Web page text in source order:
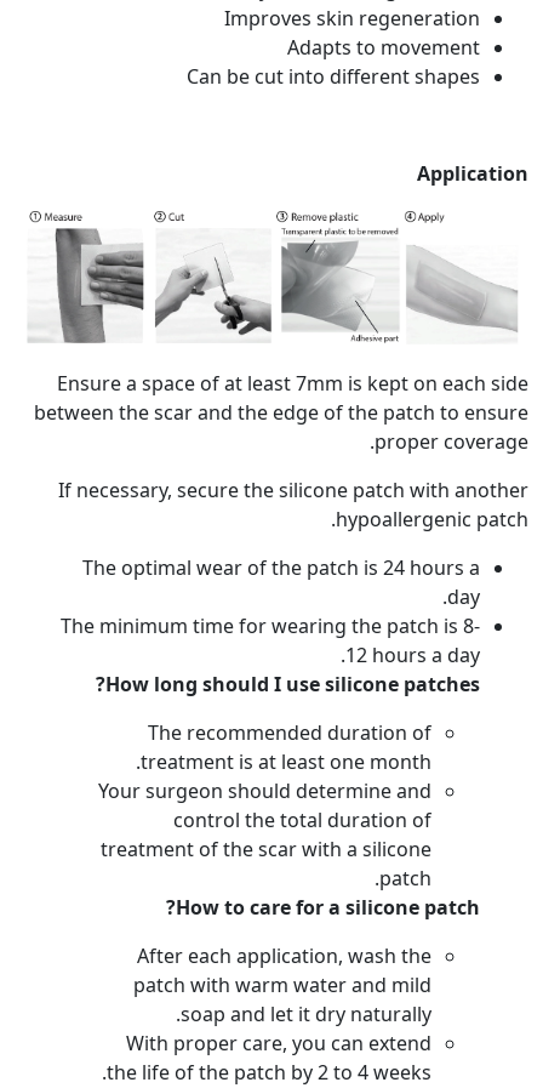
Improves skin regeneration
Adapts to movement
Can be cut into different shapes
Ensure a space of at least 7mm is kept on
between the scar and the edge of the patch to
proper
If necessary, secure the silicone patch with
hypoallergenic
The optimal wear of the patch is 24 hours a
The minimum time for wearing the patch is 8-
12 hours a day.
How long should I use silicone patches?
The recommended duration of
treatment is at least one month.
Your surgeon should determine and
control the total duration of
treatment of the scar with a silicone
How to care for a silicone patch?
After each application, wash the
patch with warm water and mild
soap and let it dry naturally.
With proper care, you can extend
the life of the patch by 2 to 4 weeks.